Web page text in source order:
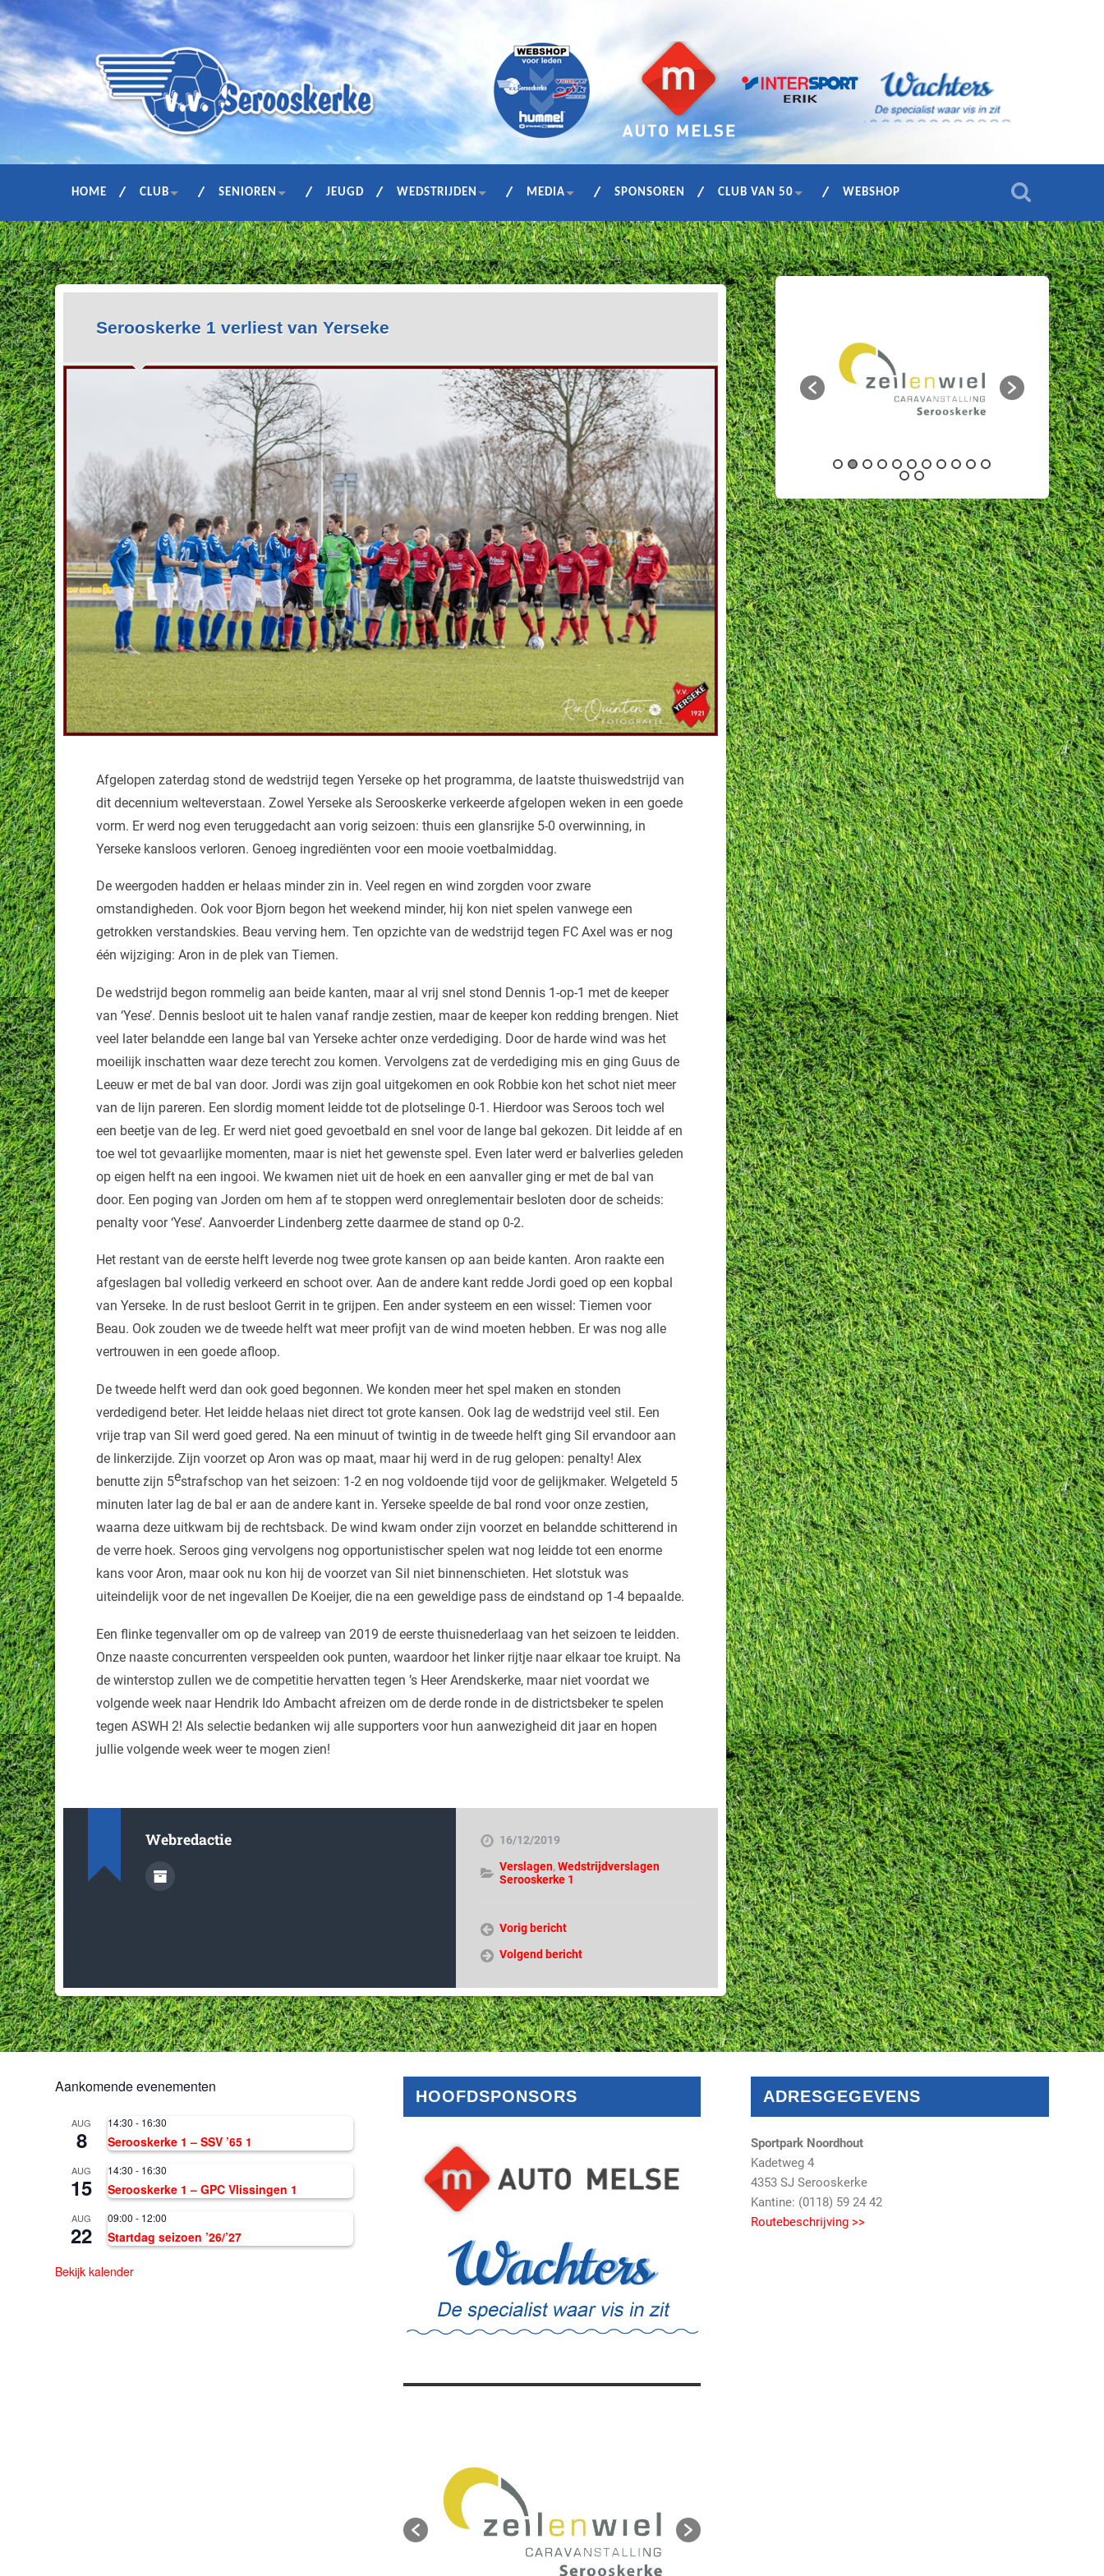
HOME CLUB SENIOREN JEUGD WEDSTRIJDEN MEDIA SPONSOREN CLUB VAN 50 WEBSHOP
Serooskerke 1 verliest van Yerseke
Afgelopen zaterdag stond de wedstrijd tegen Yerseke op het programma, de laatste thuiswedstrijd van
dit decennium welteverstaan. Zowel Yerseke als Serooskerke verkeerde afgelopen weken in een goede
vorm. Er werd nog even teruggedacht aan vorig seizoen: thuis een glansrijke 5-0 overwinning, in
Yerseke kansloos verloren. Genoeg ingrediënten voor een mooie voetbalmiddag.
De weergoden hadden er helaas minder zin in. Veel regen en wind zorgden voor zware
omstandigheden. Ook voor Bjorn begon het weekend minder, hij kon niet spelen vanwege een
getrokken verstandskies. Beau verving hem. Ten opzichte van de wedstrijd tegen FC Axel was er nog
één wijziging: Aron in de plek van Tiemen.
De wedstrijd begon rommelig aan beide kanten, maar al vrij snel stond Dennis 1-op-1 met de keeper
van ‘Yese’. Dennis besloot uit te halen vanaf randje zestien, maar de keeper kon redding brengen. Niet
veel later belandde een lange bal van Yerseke achter onze verdediging. Door de harde wind was het
moeilijk inschatten waar deze terecht zou komen. Vervolgens zat de verdediging mis en ging Guus de
Leeuw er met de bal van door. Jordi was zijn goal uitgekomen en ook Robbie kon het schot niet meer
van de lijn pareren. Een slordig moment leidde tot de plotselinge 0-1. Hierdoor was Seroos toch wel
een beetje van de leg. Er werd niet goed gevoetbald en snel voor de lange bal gekozen. Dit leidde af en
toe wel tot gevaarlijke momenten, maar is niet het gewenste spel. Even later werd er balverlies geleden
op eigen helft na een ingooi. We kwamen niet uit de hoek en een aanvaller ging er met de bal van
door. Een poging van Jorden om hem af te stoppen werd onreglementair besloten door de scheids:
penalty voor ‘Yese’. Aanvoerder Lindenberg zette daarmee de stand op 0-2.
Het restant van de eerste helft leverde nog twee grote kansen op aan beide kanten. Aron raakte een
afgeslagen bal volledig verkeerd en schoot over. Aan de andere kant redde Jordi goed op een kopbal
van Yerseke. In de rust besloot Gerrit in te grijpen. Een ander systeem en een wissel: Tiemen voor
Beau. Ook zouden we de tweede helft wat meer profijt van de wind moeten hebben. Er was nog alle
vertrouwen in een goede afloop.
De tweede helft werd dan ook goed begonnen. We konden meer het spel maken en stonden
verdedigend beter. Het leidde helaas niet direct tot grote kansen. Ook lag de wedstrijd veel stil. Een
vrije trap van Sil werd goed gered. Na een minuut of twintig in de tweede helft ging Sil ervandoor aan
de linkerzijde. Zijn voorzet op Aron was op maat, maar hij werd in de rug gelopen: penalty! Alex
benutte zijn 5estrafschop van het seizoen: 1-2 en nog voldoende tijd voor de gelijkmaker. Welgeteld 5
minuten later lag de bal er aan de andere kant in. Yerseke speelde de bal rond voor onze zestien,
waarna deze uitkwam bij de rechtsback. De wind kwam onder zijn voorzet en belandde schitterend in
de verre hoek. Seroos ging vervolgens nog opportunistischer spelen wat nog leidde tot een enorme
kans voor Aron, maar ook nu kon hij de voorzet van Sil niet binnenschieten. Het slotstuk was
uiteindelijk voor de net ingevallen De Koeijer, die na een geweldige pass de eindstand op 1-4 bepaalde.
Een flinke tegenvaller om op de valreep van 2019 de eerste thuisnederlaag van het seizoen te leidden.
Onze naaste concurrenten verspeelden ook punten, waardoor het linker rijtje naar elkaar toe kruipt. Na
de winterstop zullen we de competitie hervatten tegen ’s Heer Arendskerke, maar niet voordat we
volgende week naar Hendrik Ido Ambacht afreizen om de derde ronde in de districtsbeker te spelen
tegen ASWH 2! Als selectie bedanken wij alle supporters voor hun aanwezigheid dit jaar en hopen
jullie volgende week weer te mogen zien!
Webredactie
16/12/2019
Verslagen,Wedstrijdverslagen
Serooskerke 1
Vorig bericht
Volgend bericht
Aankomende evenementen
AUG
8
14:30 - 16:30
Serooskerke 1 – SSV ’65 1
AUG
15
14:30 - 16:30
Serooskerke 1 – GPC Vlissingen 1
AUG
22
09:00 - 12:00
Startdag seizoen ’26/’27
Bekijk kalender
HOOFDSPONSORS ADRESGEGEVENS
Sportpark Noordhout
Kadetweg 4
4353 SJ Serooskerke
Kantine: (0118) 59 24 42
Routebeschrijving >>